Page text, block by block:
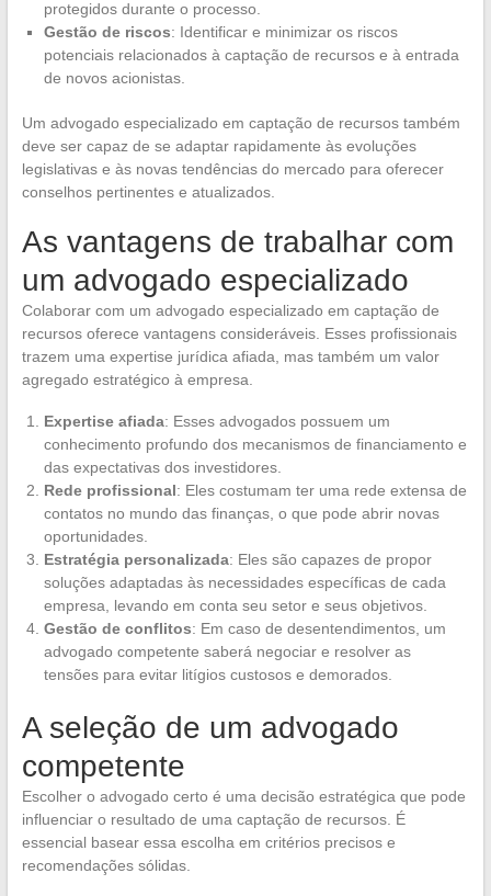
protegidos durante o processo.
Gestão de riscos: Identificar e minimizar os riscos
potenciais relacionados à captação de recursos e à entrada
de novos acionistas.
Um advogado especializado em captação de recursos também
deve ser capaz de se adaptar rapidamente às evoluções
legislativas e às novas tendências do mercado para oferecer
conselhos pertinentes e atualizados.
As vantagens de trabalhar com
um advogado especializado
Colaborar com um advogado especializado em captação de
recursos oferece vantagens consideráveis. Esses profissionais
trazem uma expertise jurídica afiada, mas também um valor
agregado estratégico à empresa.
Expertise afiada: Esses advogados possuem um
conhecimento profundo dos mecanismos de financiamento e
das expectativas dos investidores.
Rede profissional: Eles costumam ter uma rede extensa de
contatos no mundo das finanças, o que pode abrir novas
oportunidades.
Estratégia personalizada: Eles são capazes de propor
soluções adaptadas às necessidades específicas de cada
empresa, levando em conta seu setor e seus objetivos.
Gestão de conflitos: Em caso de desentendimentos, um
advogado competente saberá negociar e resolver as
tensões para evitar litígios custosos e demorados.
A seleção de um advogado
competente
Escolher o advogado certo é uma decisão estratégica que pode
influenciar o resultado de uma captação de recursos. É
essencial basear essa escolha em critérios precisos e
recomendações sólidas.